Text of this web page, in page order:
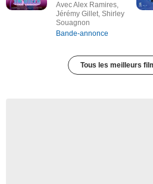
Avec Alex Ramires,
Jérémy Gillet, Shirley
Souagnon
Bande-annonce
Tous les meilleurs